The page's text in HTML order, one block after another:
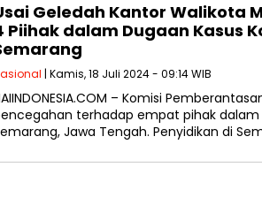
Geledah Kantor Walikota
Piihak dalam Dugaan Kasus
| Kamis, 18 Juli 2024 - 09:14 WIB
– Komisi
terhadap empat pihak dalam
Jawa Tengah. Penyidikan di